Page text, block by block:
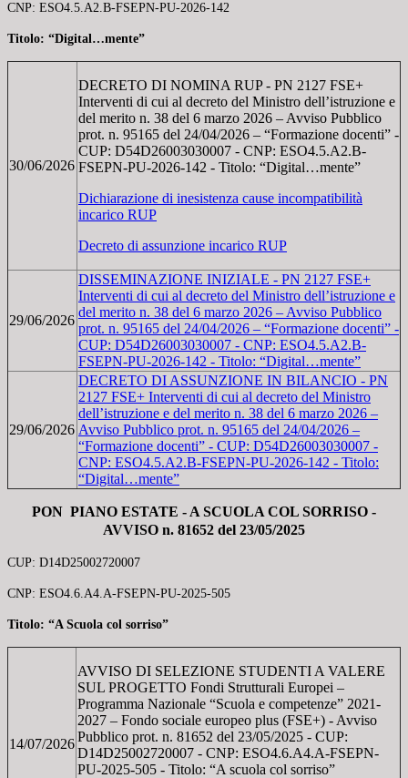
CNP: ESO4.5.A2.B-FSEPN-PU-2026-142
Titolo: “Digital…mente”
30/06/2026
DECRETO DI NOMINA RUP - PN 2127 FSE+
Interventi di cui al decreto del Ministro dell’istruzione e
del merito n. 38 del 6 marzo 2026 – Avviso Pubblico
prot. n. 95165 del 24/04/2026 – “Formazione docenti” -
CUP: D54D26003030007 - CNP: ESO4.5.A2.B-
FSEPN-PU-2026-142 - Titolo: “Digital…mente”
Dichiarazione di inesistenza cause incompatibilità
incarico RUP
Decreto di assunzione incarico RUP
29/06/2026
DISSEMINAZIONE INIZIALE - PN 2127 FSE+
Interventi di cui al decreto del Ministro dell’istruzione e
del merito n. 38 del 6 marzo 2026 – Avviso Pubblico
prot. n. 95165 del 24/04/2026 – “Formazione docenti” -
CUP: D54D26003030007 - CNP: ESO4.5.A2.B-
FSEPN-PU-2026-142 - Titolo: “Digital…mente”
29/06/2026
DECRETO DI ASSUNZIONE IN BILANCIO - PN
2127 FSE+ Interventi di cui al decreto del Ministro
dell’istruzione e del merito n. 38 del 6 marzo 2026 –
Avviso Pubblico prot. n. 95165 del 24/04/2026 –
“Formazione docenti” - CUP: D54D26003030007 -
CNP: ESO4.5.A2.B-FSEPN-PU-2026-142 - Titolo:
“Digital…mente”
PON PIANO ESTATE - A SCUOLA COL SORRISO -
AVVISO n. 81652 del 23/05/2025
CUP: D14D25002720007
CNP: ESO4.6.A4.A-FSEPN-PU-2025-505
Titolo: “A Scuola col sorriso”
14/07/2026
AVVISO DI SELEZIONE STUDENTI A VALERE
SUL PROGETTO Fondi Strutturali Europei –
Programma Nazionale “Scuola e competenze” 2021-
2027 – Fondo sociale europeo plus (FSE+) - Avviso
Pubblico prot. n. 81652 del 23/05/2025 - CUP:
D14D25002720007 - CNP: ESO4.6.A4.A-FSEPN-
PU-2025-505 - Titolo: “A scuola col sorriso”